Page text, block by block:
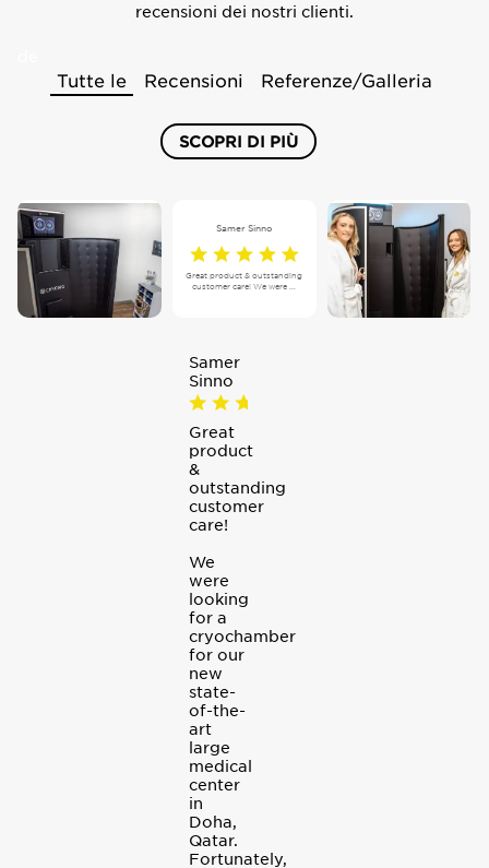
recensioni dei nostri clienti.
Tutte le Recensioni Referenze/Galleria
SCOPRI DI PIÙ
Samer Sinno
Great product & outstanding
customer care! We were ...
Samer
Sinno
Great
product
&
outstanding
customer
care!
We
were
looking
for a
cryochamber
for our
new
state-
of-the-
art
large
medical
center
in
Doha,
Qatar.
Fortunately,